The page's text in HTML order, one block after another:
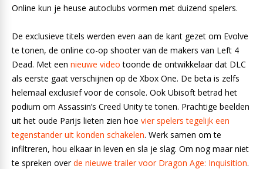
Online kun je heuse autoclubs vormen met duizend spelers.
De exclusieve titels werden even aan de kant gezet om Evolve
te tonen, de online co-op shooter van de makers van Left 4
Dead. Met een nieuwe video toonde de ontwikkelaar dat DLC
als eerste gaat verschijnen op de Xbox One. De beta is zelfs
helemaal exclusief voor de console. Ook Ubisoft betrad het
podium om Assassin’s Creed Unity te tonen. Prachtige beelden
uit het oude Parijs lieten zien hoe vier spelers tegelijk een
tegenstander uit konden schakelen. Werk samen om te
infiltreren, hou elkaar in leven en sla je slag. Om nog maar niet
te spreken overde nieuwe trailer voor Dragon Age: Inquisition.